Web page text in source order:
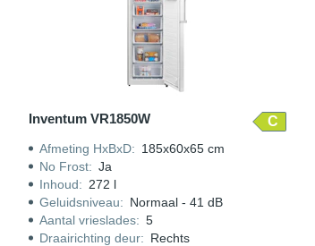
Inventum VR1850W C
Afmeting HxBxD: 185x60x65 cm
No Frost: Ja
Inhoud: 272 l
Geluidsniveau: Normaal - 41 dB
Aantal vrieslades: 5
Draairichting deur: Rechts